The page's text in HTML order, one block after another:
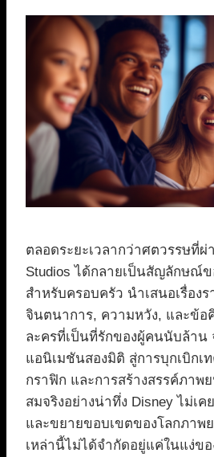
ตลอดระยะเวลากว่าศตวรรษที่ผ่
Studios ได้กลายเป็นสัญลักษณ์ข
สำหรับครอบครัว นำเสนอเรื่อง
จินตนาการ, ความหวัง, และข้อ
ละครที่เป็นที่รักของผู้คนนับล้าน
แอนิเมชันสองมิติ สู่การบุกเบิกเ
กราฟิก และการสร้างสรรค์ภาพ
สมจริงอย่างน่าทึ่ง Disney ไม่เ
และขยายขอบเขตของโลกภาพ
เหล่านี้ไม่ได้จำกัดอยู่แค่ในแง่ข